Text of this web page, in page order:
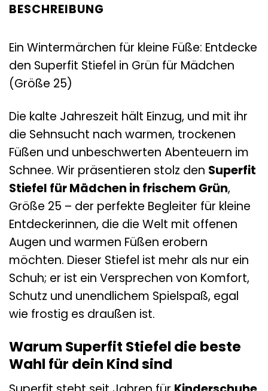
BESCHREIBUNG
Ein Wintermärchen für kleine Füße: Entdecke
den Superfit Stiefel in Grün für Mädchen
(Größe 25)
Die kalte Jahreszeit hält Einzug, und mit ihr
die Sehnsucht nach warmen, trockenen
Füßen und unbeschwerten Abenteuern im
Schnee. Wir präsentieren stolz den Superfit
Stiefel für Mädchen in frischem Grün,
Größe 25 – der perfekte Begleiter für kleine
Entdeckerinnen, die die Welt mit offenen
Augen und warmen Füßen erobern
möchten. Dieser Stiefel ist mehr als nur ein
Schuh; er ist ein Versprechen von Komfort,
Schutz und unendlichem Spielspaß, egal
wie frostig es draußen ist.
Warum Superfit Stiefel die beste
Wahl für dein Kind sind